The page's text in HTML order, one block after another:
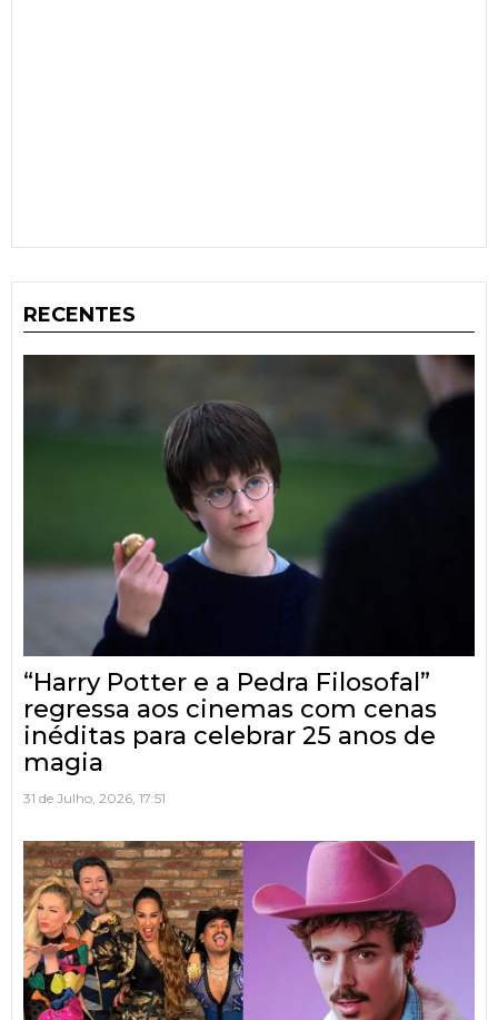
RECENTES
“Harry Potter e a Pedra Filosofal”
regressa aos cinemas com cenas
inéditas para celebrar 25 anos de
magia
31 de Julho, 2026, 17:51